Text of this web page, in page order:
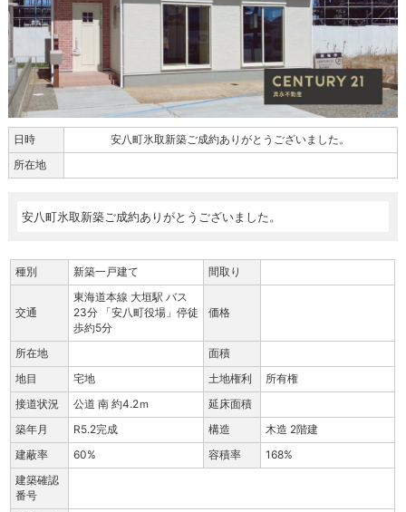
日時
安八町氷取新築ご成約ありがとうございました。
所在地
安八町氷取新築ご成約ありがとうございました。
種別 新築一戸建て 間取り
交通
東海道本線 大垣駅 バス
23分 「安八町役場」停徒
歩約5分
価格
所在地
面積
地目
宅地 土地権利
所有権
接道状況
公道 南 約4.2ｍ
延床面積
築年月
R5.2完成 構造
木造 2階建
建蔽率
60% 容積率
168%
建築確認
番号